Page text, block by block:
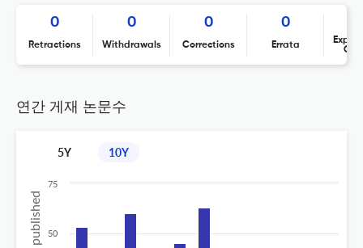
0
Retractions
0
Withdrawals
0
Corrections
0
Errata
연간 게재 논문수
5Y 10Y
50
75